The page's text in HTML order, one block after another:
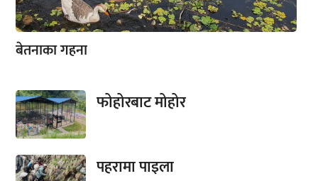
बेतनाका गहना
फोहोरबाट मोहोर
पहरामा पाइला